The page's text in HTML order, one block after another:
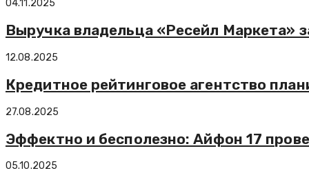
04.11.2025
Выручка владельца «Ресейл Маркета»
12.08.2025
Кредитное рейтинговое агентство
27.08.2025
Эффектно и бесполезно: Айфон 17
05.10.2025